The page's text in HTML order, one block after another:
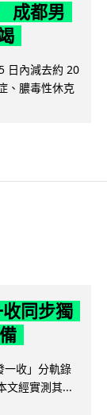
成都男
日內減去約 20
、膿毒性休克
同步獨
一收」分軌錄
文經實測其...